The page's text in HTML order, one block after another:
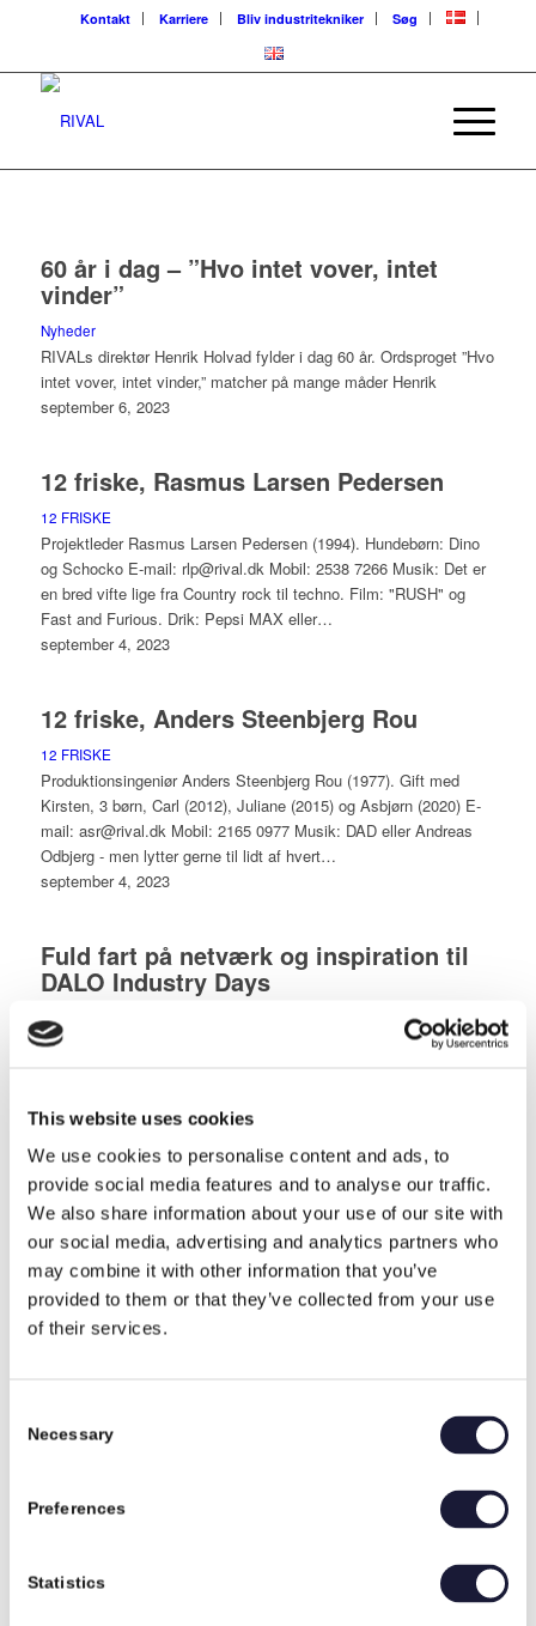
This website uses cookies
We use cookies to personalise content and ads, to
provide social media features and to analyse our traffic.
We also share information about your use of our site with
our social media, advertising and analytics partners who
may combine it with other information that you’ve
provided to them or that they’ve collected from your use
of their services.
Selection
Necessary
Preferences
Statistics
Kontakt Karriere Bliv industritekniker Søg
60 år i dag – ”Hvo intet vover, intet
vinder”
Nyheder
RIVALs direktør Henrik Holvad fylder i dag 60 år. Ordsproget ”Hvo
intet vover, intet vinder,” matcher på mange måder Henrik
september 6, 2023
12 friske, Rasmus Larsen Pedersen
12 FRISKE
Projektleder Rasmus Larsen Pedersen (1994). Hundebørn: Dino
og Schocko E-mail: rlp@rival.dk Mobil: 2538 7266 Musik: Det er
en bred vifte lige fra Country rock til techno. Film: "RUSH" og
Fast and Furious. Drik: Pepsi MAX eller…
september 4, 2023
12 friske, Anders Steenbjerg Rou
12 FRISKE
Produktionsingeniør Anders Steenbjerg Rou (1977). Gift med
Kirsten, 3 børn, Carl (2012), Juliane (2015) og Asbjørn (2020) E-
mail: asr@rival.dk Mobil: 2165 0977 Musik: DAD eller Andreas
Odbjerg - men lytter gerne til lidt af hvert…
september 4, 2023
Fuld fart på netværk og inspiration til
DALO Industry Days
Nyheder
Christian Aarup og Henrik Holvad besøger i disse dage DALO
august 25, 2023
Team RIVAL kan, vil og tør
I starten af året gennemførte vi en undersøgelse af
medarbejdertilfredsheden med et rigtigt flot resultat. Både
motivationen, kulturen og arbejdsglæden er høj
august 10, 2023
valg
Vores medarbejdere kan både se og mærke de nye muligheder
og den værdi, partnerskabet bringer.